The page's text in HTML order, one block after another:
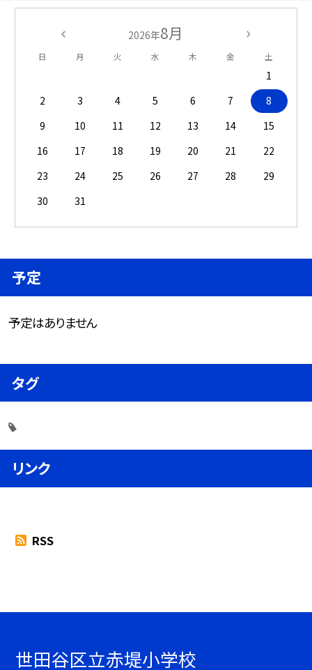
2026年8月
日 月 火 水 木 金 土
1
2
3 4 5 6 7
8
9
10 11 12 13 14
15
16
17 18 19 20 21
22
23
24 25 26 27 28
29
30
31
予定
予定はありません
タグ
リンク
RSS
世田谷区立赤堤小学校